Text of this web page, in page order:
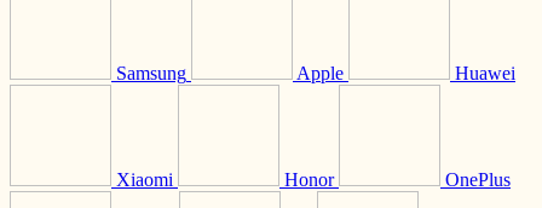
Samsung Apple Huawei
Xiaomi Honor OnePlus